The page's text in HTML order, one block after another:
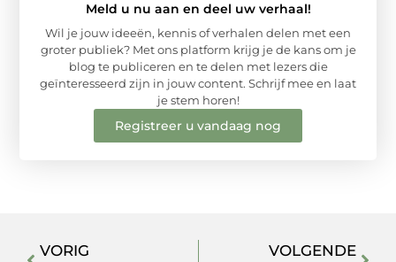
Meld u nu aan en deel uw verhaal!
Wil je jouw ideeën, kennis of verhalen delen met een
groter publiek? Met ons platform krijg je de kans om je
blog te publiceren en te delen met lezers die
geïnteresseerd zijn in jouw content. Schrijf mee en laat
je stem horen!
Registreer u vandaag nog
VORIG VOLGENDE